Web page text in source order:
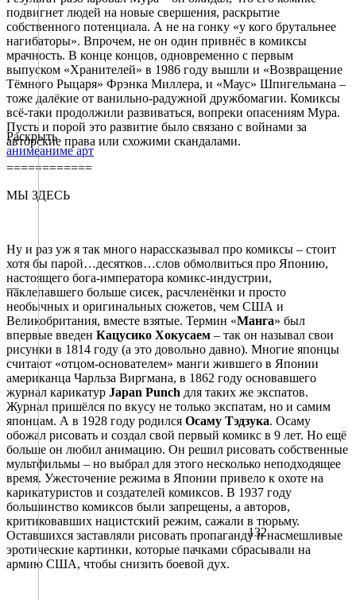
подвигнет людей на новые свершения, раскрытие
собственного потенциала. А не на гонку «у кого брутальнее
нагибаторы». Впрочем, не он один привнёс в комиксы
мрачность. В конце концов, одновременно с первым
выпуском «Хранителей» в 1986 году вышли и «Возвращение
Тёмного Рыцаря» Фрэнка Миллера, и «Маус» Шпигельмана –
тоже далёкие от ванильно-радужной дружбомагии. Комиксы
всё-таки продолжили развиваться, вопреки опасениям Мура.
Пусть и порой это развитие было связано с войнами за
авторские права или схожими скандалами.
============
МЫ ЗДЕСЬ
Ну и раз уж я так много нарассказывал про комиксы – стоит
хотя бы парой…десятков…слов обмолвиться про Японию,
настоящего бога-императора комикс-индустрии,
наклепавшего больше сисек, расчленёнки и просто
необычных и оригинальных сюжетов, чем США и
Великобритания, вместе взятые. Термин «Манга» был
впервые введен Кацусико Хокусаем – так он называл свои
рисунки в 1814 году (а это довольно давно). Многие японцы
считают «отцом-основателем» манги жившего в Японии
американца Чарльза Виргмана, в 1862 году основавшего
журнал карикатур Japan Punch для таких же экспатов.
Журнал пришёлся по вкусу не только экспатам, но и самим
японцам. А в 1928 году родился Осаму Тэдзука. Осаму
обожал рисовать и создал свой первый комикс в 9 лет. Но ещё
больше он любил анимацию. Он решил рисовать собственные
мультфильмы – но выбрал для этого несколько неподходящее
время. Ужесточение режима в Японии привело к охоте на
карикатуристов и создателей комиксов. В 1937 году
большинство комиксов были запрещены, а авторов,
критиковавших нацистский режим, сажали в тюрьму.
Оставшихся заставляли рисовать пропаганду и насмешливые
эротические картинки, которые пачками сбрасывали на
армию США, чтобы снизить боевой дух.
Раскрыть
анимеаниме арт
—
132